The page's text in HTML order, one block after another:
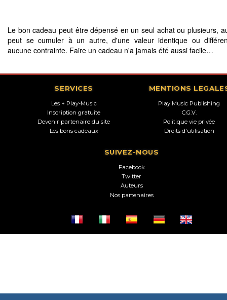
Le bon cadeau peut être dépensé en un seul achat ou plusieurs,
peut se cumuler à un autre, d'une valeur identique ou
aucune contrainte. Faire un cadeau n'a jamais été aussi facile…
SERVICES
Les + Play-Music
Inscription gratuite
Devenir partenaire du site
Les bons cadeaux
MENTIONS
Play Music Publishing
C.G.V.
Politique vie privée
Droits d'utilisation
SUIVEZ-NOUS
Facebook
Twitter
Auteurs
Nos partenaires